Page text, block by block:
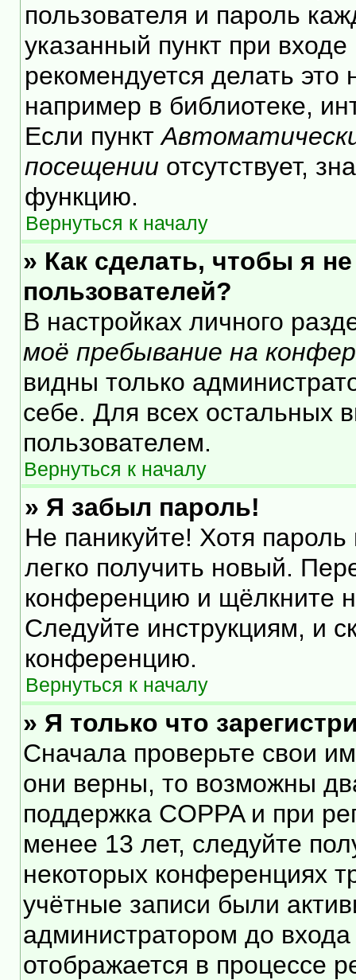
пользователя и пароль
указанный пункт при
рекомендуется делать
например в библиотеке,
Если пункт
посещении отсутствует,
функцию.
Вернуться к началу
» Как сделать, чтобы я
пользователей?
В настройках личного
моё пребывание на
видны только
себе. Для всех остальных
пользователем.
Вернуться к началу
» Я забыл пароль!
Не паникуйте! Хотя
легко получить новый.
конференцию и щёлкните
Следуйте инструкциям, и
конференцию.
Вернуться к началу
» Я только что
Сначала проверьте свои
они верны, то возможны
поддержка COPPA и при
менее 13 лет, следуйте
некоторых конференциях
учётные записи были
администратором до
отображается в процессе